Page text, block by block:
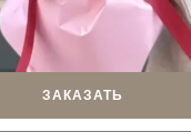
ЗАКАЗАТЬ